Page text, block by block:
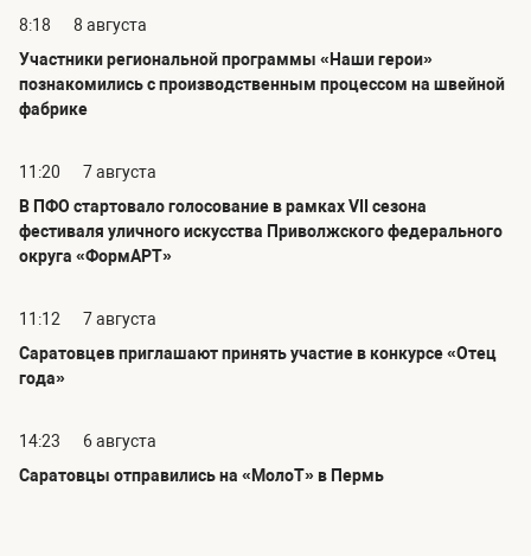
8:18
8 августа
Участники региональной программы «Наши герои»
познакомились с производственным процессом на швейной
фабрике
11:20
7 августа
В ПФО стартовало голосование в рамках VII сезона
фестиваля уличного искусства Приволжского федерального
округа «ФормАРТ»
11:12
7 августа
Саратовцев приглашают принять участие в конкурсе «Отец
года»
14:23
6 августа
Саратовцы отправились на «МолоТ» в Пермь